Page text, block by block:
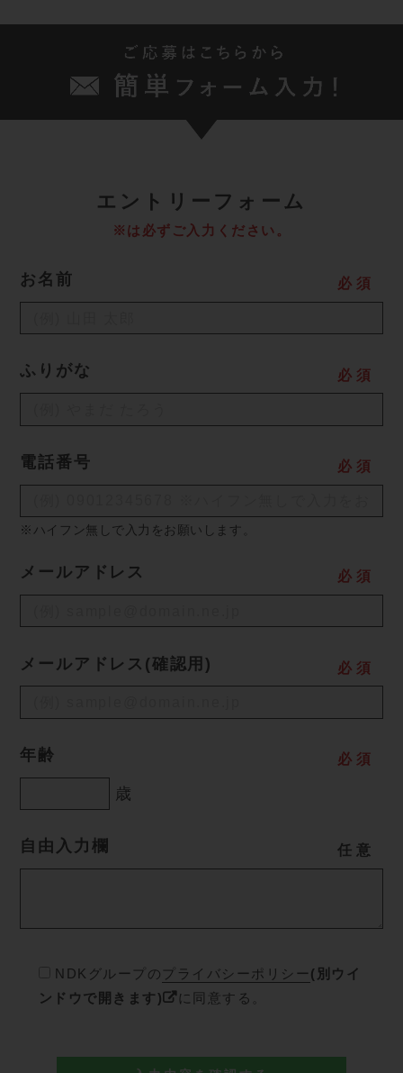
エ ントリーフォーム
※は必ずご入力ください。
お名前 必 須
ふりがな 必 須
電話番号 必 須
※ハイフン無しで入力をお願いします。
メールアドレス 必 須
メールアドレス(確認用) 必 須
年齢 必 須
歳
自由入力欄 任 意
NDKグループの プライバシーポリシー(別ウイ
ンドウで開きます)
に同意する。